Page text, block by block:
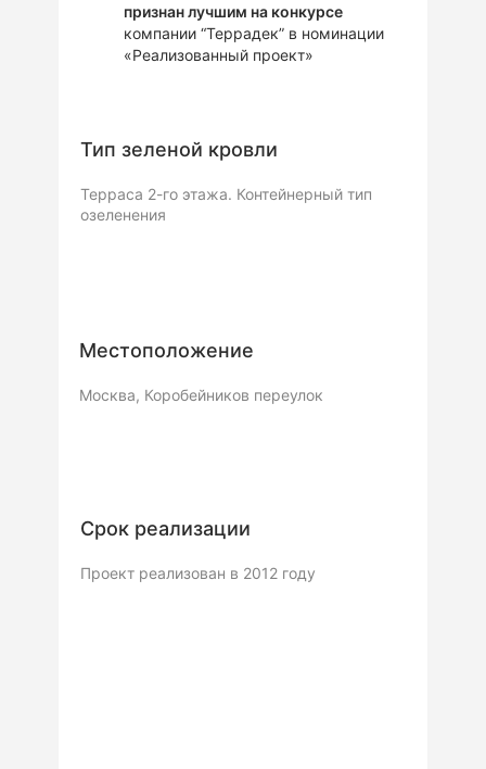
Тип зеленой кровли
Местоположение
Срок реализации
Терраса 2-го этажа. Контейнерный тип
озеленения
Москва, Коробейников переулок
Проект реализован в 2012 году
признан лучшим на конкурсе
компании “Террадек” в номинации
«Реализованный проект»